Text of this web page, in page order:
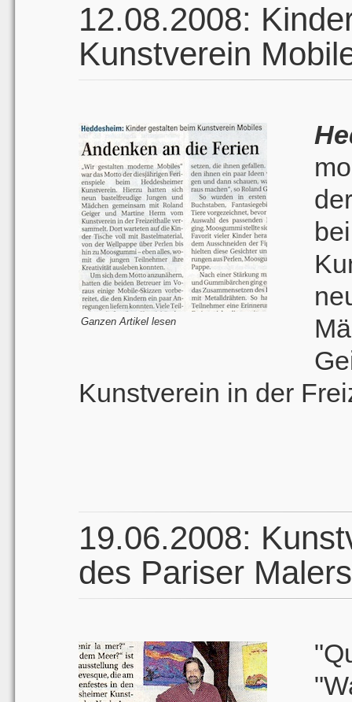
12.08.2008:
Kunstverein
Ganzen Artikel lesen
Kunstverein in der
19.06.2008:
des Pariser